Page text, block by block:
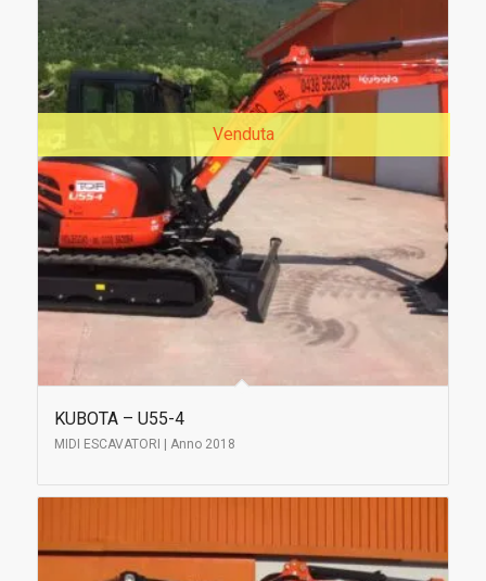
Venduta
KUBOTA – U55-4
MIDI ESCAVATORI | Anno 2018